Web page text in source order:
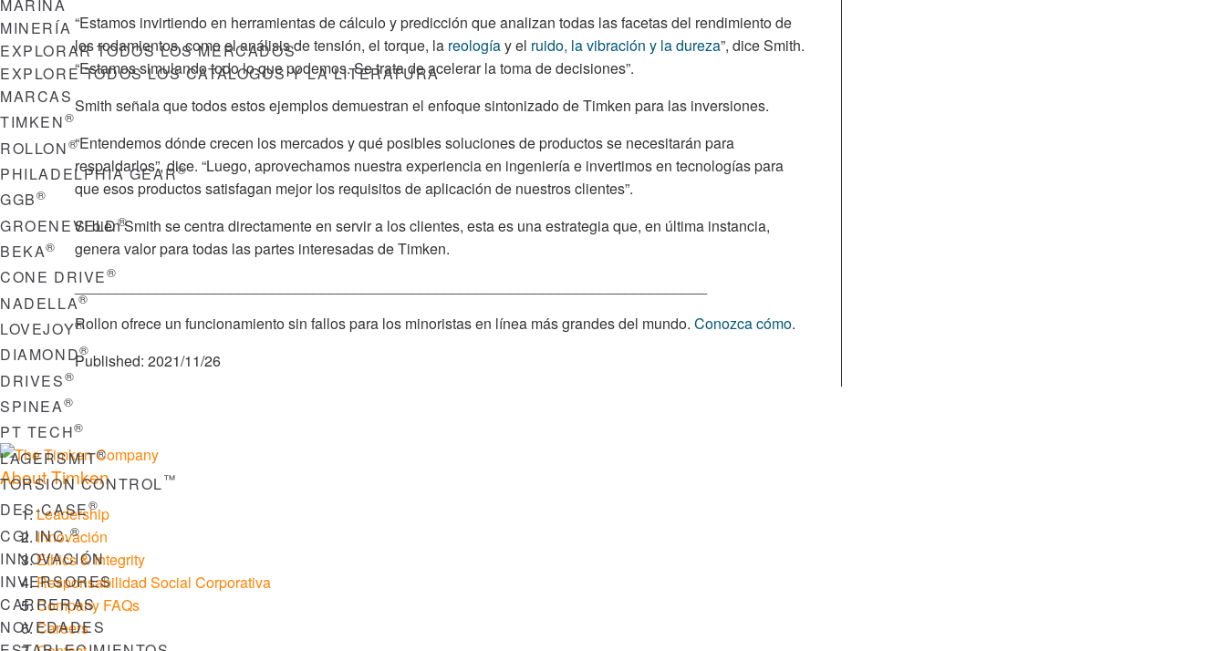
MARINA
MINERÍA
EXPLORAR TODOS LOS MERCADOS
EXPLORE TODOS LOS CATÁLOGOS Y LA LITERATURA
MARCAS
TIMKEN®
ROLLON®
PHILADELPHIA GEAR®
GGB®
GROENEVELD®
BEKA®
CONE DRIVE®
NADELLA®
LOVEJOY®
DIAMOND®
DRIVES®
SPINEA®
PT TECH®
LAGERSMIT®
TORSION CONTROL™
DES-CASE®
CGI INC.®
INNOVACIÓN
INVERSORES
CARRERAS
NOVEDADES
“Estamos invirtiendo en herramientas de cálculo y predicción que analizan todas las facetas del rendimiento de
los rodamientos, como el análisis de tensión, el torque, la reologíay el ruido, la vibración y la dureza”, dice Smith.
“Estamos simulando todo lo que podemos. Se trata de acelerar la toma de decisiones”.
Smith señala que todos estos ejemplos demuestran el enfoque sintonizado de Timken para las inversiones.
“Entendemos dónde crecen los mercados y qué posibles soluciones de productos se necesitarán para
respaldarlos”, dice. “Luego, aprovechamos nuestra experiencia en ingeniería e invertimos en tecnologías para
que esos productos satisfagan mejor los requisitos de aplicación de nuestros clientes”.
Si bien Smith se centra directamente en servir a los clientes, esta es una estrategia que, en última instancia,
genera valor para todas las partes interesadas de Timken.
_____________________________________________________________________________
Rollon ofrece un funcionamiento sin fallos para los minoristas en línea más grandes del mundo. Conozca cómo.
Published: 2021/11/26
About Timken
Leadership
Innovación
Ethics & Integrity
Responsabilidad Social Corporativa
Company FAQs
Careers